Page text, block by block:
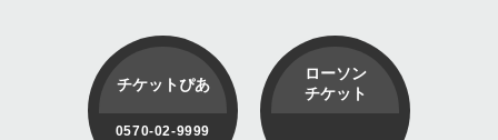
チケットぴあ
0570-02-9999
ローソン
チケット